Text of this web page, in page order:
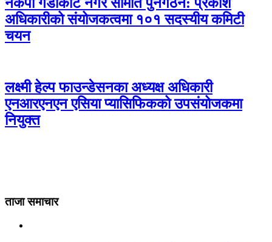
अधिकारीको संयोजकत्वमा १०१ सदस्यीय कमिटी
चयन
लक्ष्मी हेल्प फाउन्डेसनका अध्यक्ष अधिकारी
एनआरएनएन एसिया प्यासिफिकको उपसंयोजकमा
नियुक्त
ताजा समाचार